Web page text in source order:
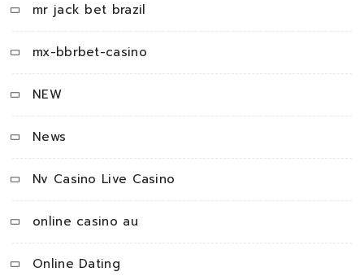
mr jack bet brazil
mx-bbrbet-casino
NEW
News
Nv Casino Live Casino
online casino au
Online Dating